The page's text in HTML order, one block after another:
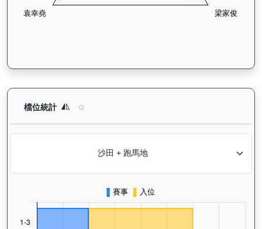
檔位統計 寶進（K249）— 檔位統計分析：查看馬匹在不